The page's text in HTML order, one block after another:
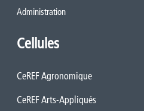
Administration
Cellules
CeREF Agronomique
CeREF Arts-Appliqués